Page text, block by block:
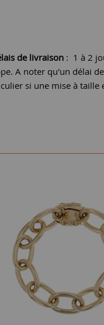
de livraison : 1 à 2
A noter qu'un délai
si une mise à taille